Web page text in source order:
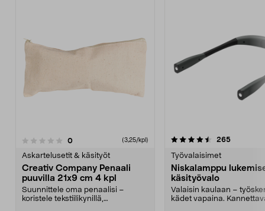
0arvostelut (3,25/kpl)
Askartelusetit & käsityöt
Creativ Company Penaali
puuvilla 21x9 cm 4 kpl
Suunnittele oma penaalisi –
koristele tekstiilikynillä,
4.5 viidestä
265arvostelut
Työvalaisimet
Niskalamppu
käsityövalo
Valaisin kaulaan –
kädet vapaina.
1.5 viidestä